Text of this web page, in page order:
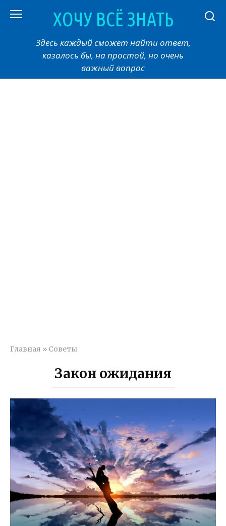
ХОЧУ ВСЁ ЗНАТЬ
Здесь каждый сможет найти ответ,
казалось бы, на простой, но очень
важный вопрос
Главная » Советы
Закон ожидания